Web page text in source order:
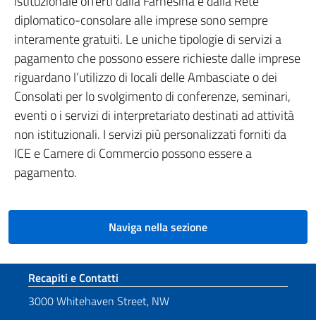
diplomatico-consolare alle imprese sono sempre
interamente gratuiti. Le uniche tipologie di servizi a
pagamento che possono essere richieste dalle imprese
riguardano l’utilizzo di locali delle Ambasciate o dei
Consolati per lo svolgimento di conferenze, seminari,
eventi o i servizi di interpretariato destinati ad attività
non istituzionali. I servizi più personalizzati forniti da
ICE e Camere di Commercio possono essere a
pagamento.
Naviga nella sezione
Sezione footer
Recapiti e Contatti
3000 Whitehaven Street, NW